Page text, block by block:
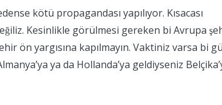
kötü propagandası yapılıyor. Kısacası
Kesinlikle görülmesi gereken bi Avrupa
ön yargısına kapılmayın. Vaktiniz varsa bi
ya da Hollanda’ya geldiyseniz